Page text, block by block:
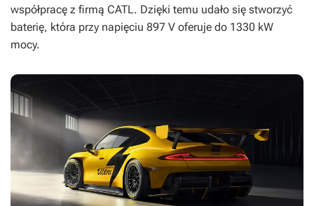
współpracę z firmą CATL. Dzięki temu udało się stworzyć
baterię, która przy napięciu 897 V oferuje do 1330 kW
mocy.